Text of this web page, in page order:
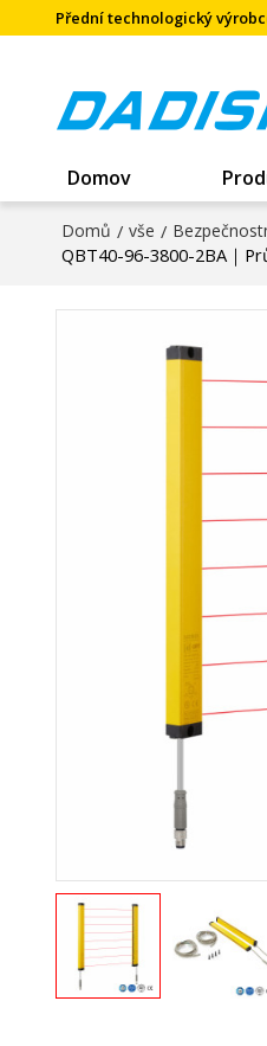
Přední technologický
Domov
Domů / vše /
QBT40-96-3800-2BA｜